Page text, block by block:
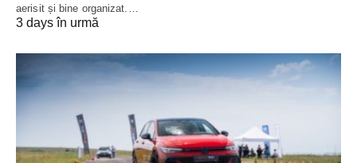
aerisit și bine organizat.…
3 days în urmă